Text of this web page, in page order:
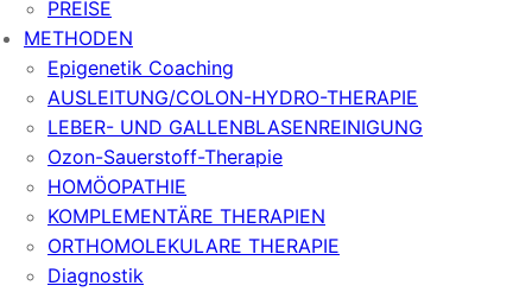
PREISE
METHODEN
Epigenetik Coaching
AUSLEITUNG/COLON-HYDRO-THERAPIE
LEBER- UND GALLENBLASENREINIGUNG
Ozon-Sauerstoff-Therapie
HOMÖOPATHIE
KOMPLEMENTÄRE THERAPIEN
ORTHOMOLEKULARE THERAPIE
Diagnostik